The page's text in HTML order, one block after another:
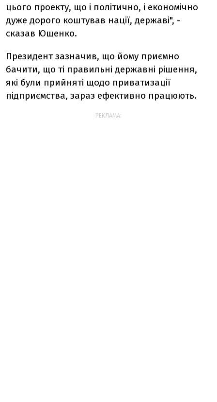
цього проекту, що і політично, і економічно
дуже дорого коштував нації, державі", -
сказав Ющенко.
Президент зазначив, що йому приємно
бачити, що ті правильні державні рішення,
які були прийняті щодо приватизації
підприємства, зараз ефективно працюють.
РЕКЛАМА: